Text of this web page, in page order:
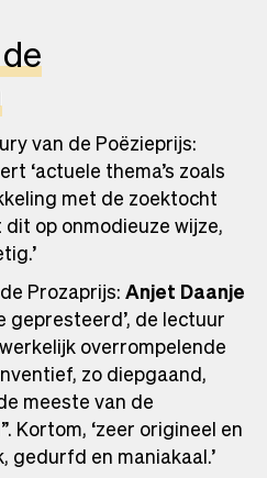
van de Poëzieprijs:
‘actuele thema’s zoals
met de zoektocht
op onmodieuze wijze,
Prozaprijs:Anjet Daanje
gepresteerd’, de lectuur
overrompelende
zo diepgaand,
meeste van de
Kortom, ‘zeer origineel en
gedurfd en maniakaal.’